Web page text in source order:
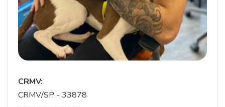
CRMV:
CRMV/SP - 33878